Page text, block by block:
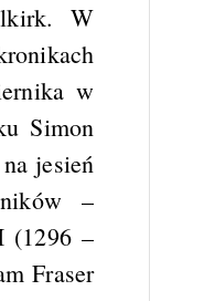
W
w
Simon
jesień
–
(1296 –
Fraser